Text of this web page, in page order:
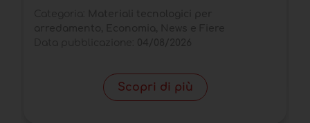
Scopri di più